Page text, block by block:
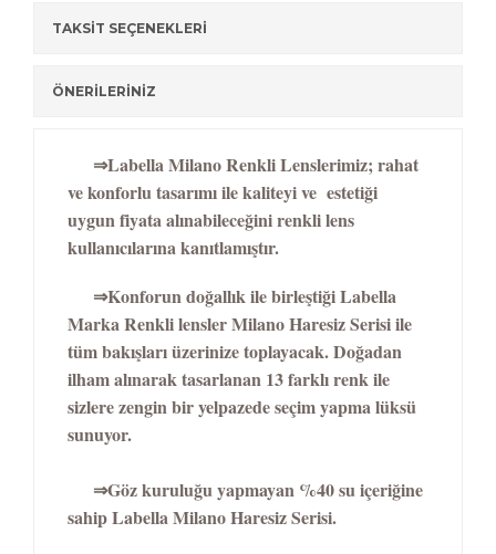
TAKSİT SEÇENEKLERİ
ÖNERİLERİNİZ
⇒Labella Milano Renkli Lenslerimiz; rahat
ve konforlu tasarımı ile kaliteyi ve estetiği
uygun fiyata alınabileceğini renkli lens
kullanıcılarına kanıtlamıştır.
⇒Konforun doğallık ile birleştiği Labella
Marka Renkli lensler Milano Haresiz Serisi ile
tüm bakışları üzerinize toplayacak. Doğadan
ilham alınarak tasarlanan 13 farklı renk ile
sizlere zengin bir yelpazede seçim yapma lüksü
sunuyor.
⇒Göz kuruluğu yapmayan %40 su içeriğine
sahip Labella Milano Haresiz Serisi.